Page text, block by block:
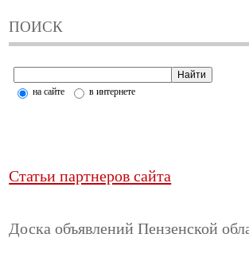
ПОИСК
на сайте в интернете
Статьи партнеров сайта
Доска объявлений Пензенской